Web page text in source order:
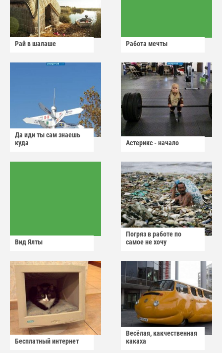
Рай в шалаше Работа мечты
Да иди ты сам знаешь
куда
Астерикс - начало
Вид Ялты
Погряз в работе по
самое не хочу
Бесплатный интернет
Весёлая, какчественная
какаха